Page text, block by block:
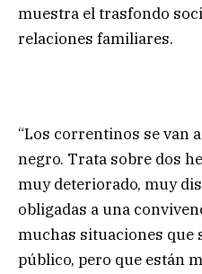
muestra el trasfondo
relaciones familiares.
“Los correntinos se van
negro. Trata sobre dos
muy deteriorado, muy
obligadas a una
muchas situaciones que
público, pero que están